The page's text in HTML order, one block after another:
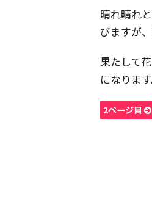
晴れ晴れ
びますが
果たして
になります
2ページ目